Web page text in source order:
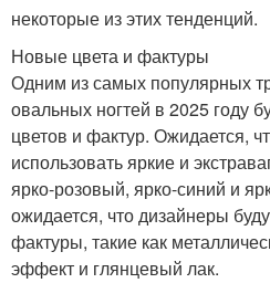
некоторые из этих тенденций.
Новые цвета и фактуры
Одним из самых популярных
овальных ногтей в 2025 году
цветов и фактур. Ожидается,
использовать яркие и
ярко-розовый, ярко-синий и
ожидается, что дизайнеры
фактуры, такие как
эффект и глянцевый лак.